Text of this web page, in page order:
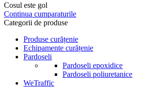
Cosul este gol
Continua cumparaturile
Categorii de produse
Produse curățenie
Echipamente curățenie
Pardoseli
Pardoseli epoxidice
Pardoseli poliuretanice
WeTraffic